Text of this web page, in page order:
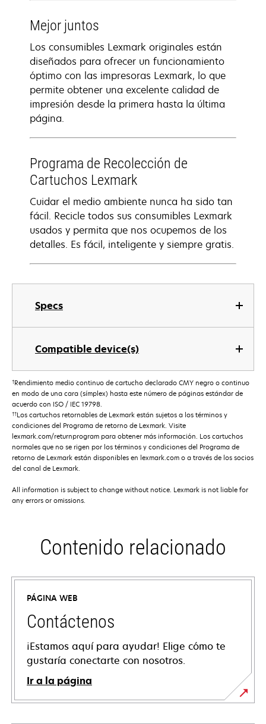
Specs
Compatible device(s)
Mejor juntos
Los consumibles Lexmark originales están
diseñados para ofrecer un funcionamiento
óptimo con las impresoras Lexmark, lo que
permite obtener una excelente calidad de
impresión desde la primera hasta la última
página.
Programa de Recolección de
Cartuchos Lexmark
Cuidar el medio ambiente nunca ha sido tan
fácil. Recicle todos sus consumibles Lexmark
usados y permita que nos ocupemos de los
detalles. Es fácil, inteligente y siempre gratis.
†Rendimiento medio continuo de cartucho declarado CMY negro o continuo
en modo de una cara (símplex) hasta este número de páginas estándar de
acuerdo con ISO / IEC 19798.
††Los cartuchos retornables de Lexmark están sujetos a los términos y
condiciones del Programa de retorno de Lexmark. Visite
lexmark.com/returnprogram para obtener más información. Los cartuchos
normales que no se rigen por los términos y condiciones del Programa de
retorno de Lexmark están disponibles en lexmark.com o a través de los socios
del canal de Lexmark.
All information is subject to change without notice. Lexmark is not liable for
any errors or omissions.
Contenido relacionado
PÁGINA WEB
Contáctenos
¡Estamos aquí para ayudar! Elige cómo te
gustaría conectarte con nosotros.
Ir a la página